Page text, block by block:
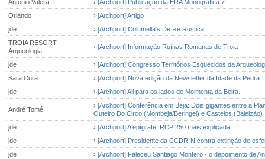
António Valera
› [Archport] Publicação da ERA Monográfica 7
Orlando
› [Archport] Artigo
jde
› [Archport] Columella's De Re Rustica...
TROIA RESORT
Arqueologia
› [Archport] Informação Ruínas Romanas de Troia
jde › [Archport] Congresso Territórios Esquecidos da
Sara Cura
› [Archport] Nova edição da Newsletter da Idade da Pedra
jde
› [Archport] Ali para os lados de Moimenta da Beira...
André Tomé
› [Archport] Conferência em Beja: Dois gigantes entre a
Outeiro Do Circo (Mombeja/Beringel) e Castelos (Baleizão)
jde
› [Archport] A epígrafe IRCP 250 mais explicada!
jde
› [Archport] Presidente da CCDR-N contra extinção de
jde
› [Archport] Faleceu Santiago Montero - o depoimento de